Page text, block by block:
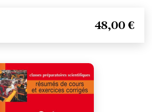
48,00 €